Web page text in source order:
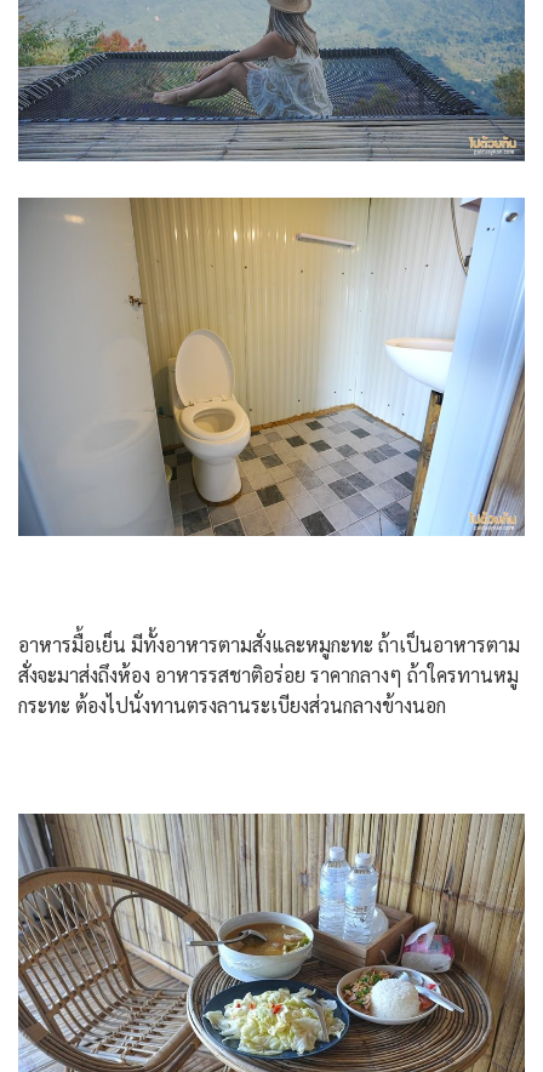
อาหารมื้อเย็น มีทั้งอาหารตามสั่งและหมูกะทะ ถ้าเป็นอาหารตาม
สั่งจะมาส่งถึงห้อง อาหารรสชาติอร่อย ราคากลางๆ ถ้าใครทานหมู
กระทะ ต้องไปนั่งทานตรงลานระเบียงส่วนกลางข้างนอก